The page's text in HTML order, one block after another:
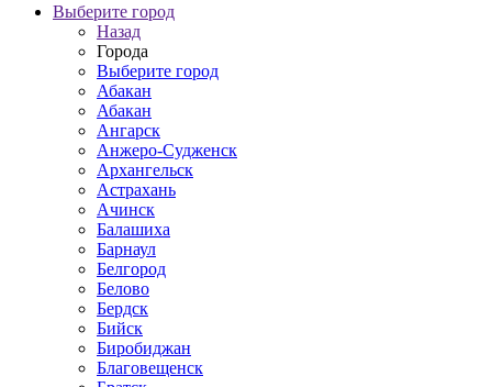
Выберите город
Назад
Города
Выберите город
Абакан
Абакан
Ангарск
Анжеро-Судженск
Архангельск
Астрахань
Ачинск
Балашиха
Барнаул
Белгород
Белово
Бердск
Бийск
Биробиджан
Благовещенск